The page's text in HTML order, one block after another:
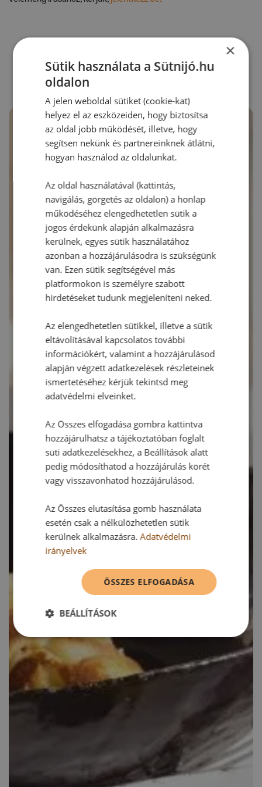
RECEPTAJÁNLÓ ×
Sütik használata a Sütnijó.hu
oldalon
A jelen weboldal sütiket (cookie-kat)
helyez el az eszközeiden, hogy biztosítsa
az oldal jobb működését, illetve, hogy
segítsen nekünk és partnereinknek átlátni,
hogyan használod az oldalunkat.
Az oldal használatával (kattintás,
navigálás, görgetés az oldalon) a honlap
működéséhez elengedhetetlen sütik a
jogos érdekünk alapján alkalmazásra
kerülnek, egyes sütik használatához
azonban a hozzájárulásodra is szükségünk
van. Ezen sütik segítségével más
platformokon is személyre szabott
hirdetéseket tudunk megjeleníteni neked.
Az elengedhetetlen sütikkel, illetve a sütik
eltávolításával kapcsolatos további
információkért, valamint a hozzájárulásod
alapján végzett adatkezelések részleteinek
ismertetéséhez kérjük tekintsd meg
adatvédelmi elveinket.
Az Összes elfogadása gombra kattintva
hozzájárulhatsz a tájékoztatóban foglalt
süti adatkezelésekhez, a Beállítások alatt
pedig módosíthatod a hozzájárulás körét
vagy visszavonhatod hozzájárulásod.
Az Összes elutasítása gomb használata
esetén csak a nélkülözhetetlen sütik
kerülnek alkalmazásra.Adatvédelmi
irányelvek
ÖSSZES ELFOGADÁSA
BEÁLLÍTÁSOK